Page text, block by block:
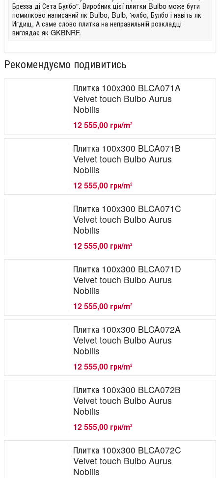
Брезза ді Сета Булбо". Виробник цієї плитки Bulbo може бути
помилково написаний як Bulbo, Bulb, 'юлбо, Булбо і навіть як
Игдищ, А саме слово плитка на неправильній розкладці
виглядає як GKBNRF.
Рекомендуємо подивитись
Плитка 100x300 BLCA071A
Velvet touch Bulbo Aurus
Nobilis
12 555,00 грн/m2
Плитка 100x300 BLCA071B
Velvet touch Bulbo Aurus
Nobilis
12 555,00 грн/m2
Плитка 100x300 BLCA071C
Velvet touch Bulbo Aurus
Nobilis
12 555,00 грн/m2
Плитка 100x300 BLCA071D
Velvet touch Bulbo Aurus
Nobilis
12 555,00 грн/m2
Плитка 100x300 BLCA072A
Velvet touch Bulbo Aurus
Nobilis
12 555,00 грн/m2
Плитка 100x300 BLCA072B
Velvet touch Bulbo Aurus
Nobilis
12 555,00 грн/m2
Плитка 100x300 BLCA072C
Velvet touch Bulbo Aurus
Nobilis